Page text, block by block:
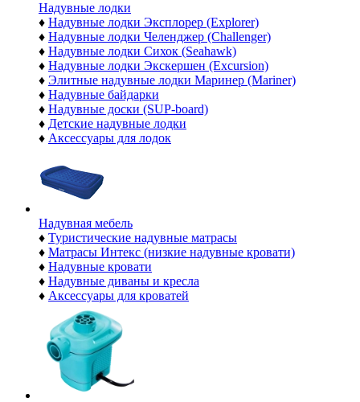
Надувные лодки
♦ Надувные лодки Эксплорер (Explorer)
♦ Надувные лодки Челенджер (Challenger)
♦ Надувные лодки Сихок (Seahawk)
♦ Надувные лодки Экскершен (Excursion)
♦ Элитные надувные лодки Маринер (Mariner)
♦ Надувные байдарки
♦ Надувные доски (SUP-board)
♦ Детские надувные лодки
♦ Аксессуары для лодок
Надувная мебель
♦ Туристические надувные матрасы
♦ Матрасы Интекс (низкие надувные кровати)
♦ Надувные кровати
♦ Надувные диваны и кресла
♦ Аксессуары для кроватей